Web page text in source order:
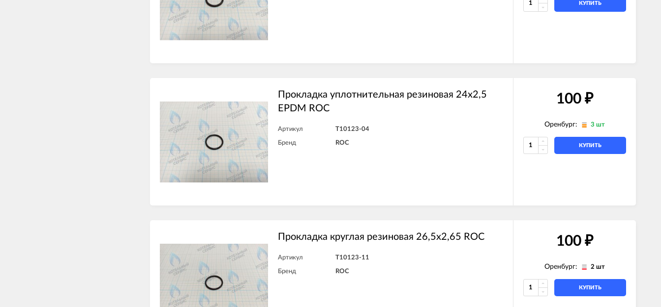
КУПИТЬ
Прокладка уплотнительная резиновая 24x2,5
EPDM ROC
Артикул T10123-04
Бренд ROC
100 ₽
Оренбург: 3 шт
КУПИТЬ
Прокладка круглая резиновая 26,5x2,65 ROC
Артикул T10123-11
Бренд ROC
100 ₽
Оренбург: 2 шт
КУПИТЬ